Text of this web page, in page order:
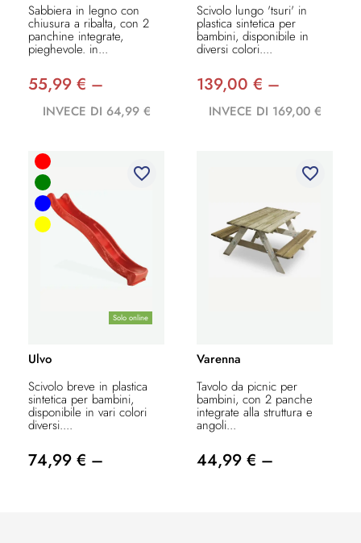
Sabbiera in legno con
chiusura a ribalta, con 2
panchine integrate,
pieghevole. in...
55,99 € –
INVECE DI 64,99 €
Scivolo lungo 'tsuri' in
plastica sintetica per
bambini, disponibile in
diversi colori....
139,00 € –
INVECE DI 169,00 €
Solo online
favorite_border
Ulvo
Scivolo breve in plastica
sintetica per bambini,
disponibile in vari colori
diversi....
74,99 € –
favorite_border
Varenna
Tavolo da picnic per
bambini, con 2 panche
integrate alla struttura e
angoli...
44,99 € –